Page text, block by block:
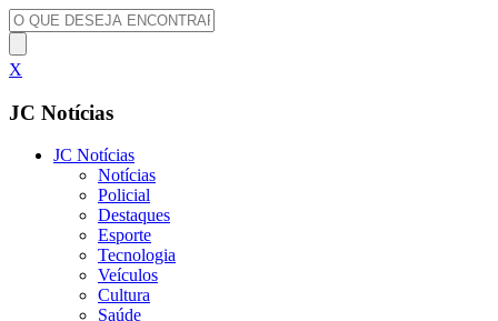
X
JC Notícias
JC Notícias
Notícias
Policial
Destaques
Esporte
Tecnologia
Veículos
Cultura
Saúde